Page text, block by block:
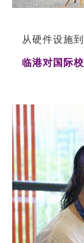
从硬件设施
临港对国际